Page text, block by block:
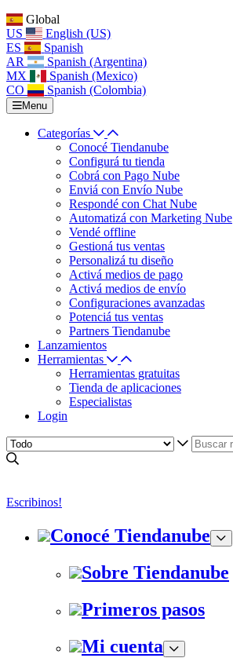
Global
US
English (US)
ES
Spanish
AR
Spanish (Argentina)
MX
Spanish (Mexico)
CO
Spanish (Colombia)
Menu
Categorías
Conocé Tiendanube
Configurá tu tienda
Cobrá con Pago Nube
Enviá con Envío Nube
Respondé con Chat Nube
Automatizá con Marketing Nube
Vendé offline
Gestioná tus ventas
Personalizá tu diseño
Activá medios de pago
Activá medios de envío
Configuraciones avanzadas
Potenciá tus ventas
Partners Tiendanube
Lanzamientos
Herramientas
Herramientas gratuitas
Tienda de aplicaciones
Especialistas
Login
Escribinos!
Conocé Tiendanube
Sobre Tiendanube
Primeros pasos
Mi cuenta